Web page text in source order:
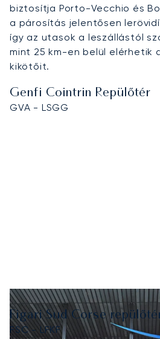
biztosítja Porto-Vecchio és
a párosítás jelentősen
így az utasok a leszállástól
mint 25 km-en belül elérhetik
kikötőit.
Genfi Cointrin Repülőtér
GVA - LSGG
Figari Sud Corse
FSC - LFKF